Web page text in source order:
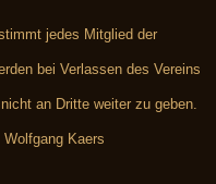
jedes Mitglied der
bei Verlassen des Vereins
an Dritte weiter zu geben.
Kaers